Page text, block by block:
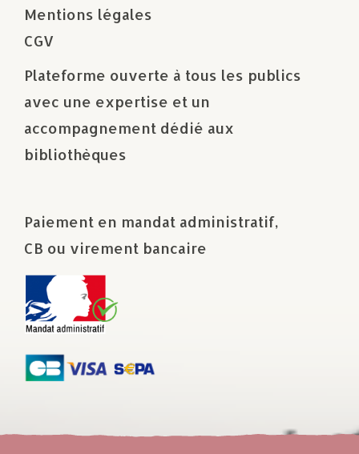
Mentions légales
CGV
Plateforme ouverte à tous les publics
avec une expertise et un
accompagnement dédié aux
bibliothèques
Paiement en mandat administratif,
CB ou virement bancaire